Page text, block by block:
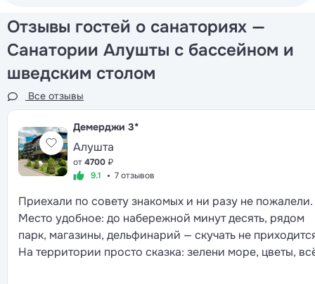
Отзывы гостей о санаториях —
Санатории Алушты с бассейном и
шведским столом
Все отзывы
Демерджи 3*
Алушта
от4700₽
9.1
7 отзывов
Приехали по совету знакомых и ни разу не пожалели.
Место удобное: до набережной минут десять, рядом
парк, магазины, дельфинарий — скучать не
На территории просто сказка: зелени море, цветы,